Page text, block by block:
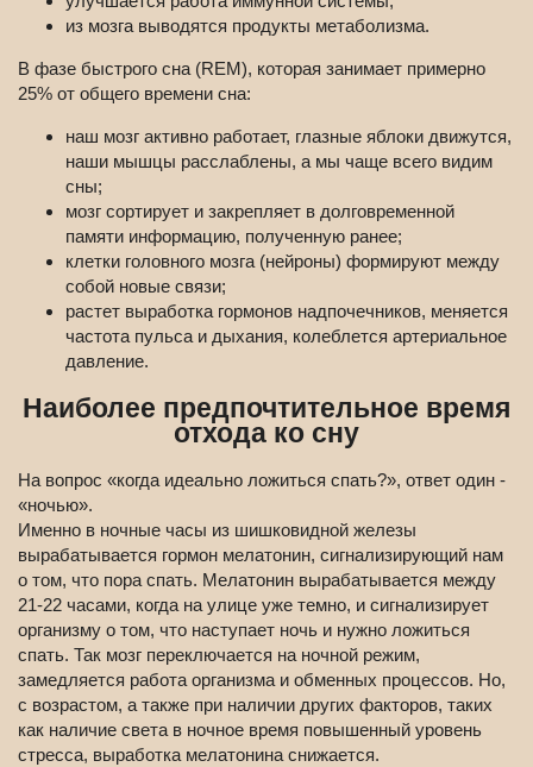
из мозга выводятся продукты метаболизма.
В фазе быстрого сна (REM), которая занимает примерно
25% от общего времени сна:
наш мозг активно работает, глазные яблоки движутся,
наши мышцы расслаблены, а мы чаще всего видим
сны;
мозг сортирует и закрепляет в долговременной
памяти информацию, полученную ранее;
клетки головного мозга (нейроны) формируют между
собой новые связи;
растет выработка гормонов надпочечников, меняется
частота пульса и дыхания, колеблется артериальное
давление.
Наиболее предпочтительное время
отхода ко сну
На вопрос «когда идеально ложиться спать?», ответ один -
«ночью».
Именно в ночные часы из шишковидной железы
вырабатывается гормон мелатонин, сигнализирующий нам
о том, что пора спать. Мелатонин вырабатывается между
21-22 часами, когда на улице уже темно, и сигнализирует
организму о том, что наступает ночь и нужно ложиться
спать. Так мозг переключается на ночной режим,
замедляется работа организма и обменных процессов. Но,
с возрастом, а также при наличии других факторов, таких
как наличие света в ночное время повышенный уровень
стресса, выработка мелатонина снижается.